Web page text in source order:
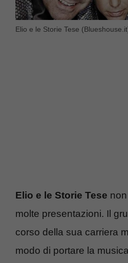
Elio e le Storie Tese
Elio e le Storie Tese
molte presentazioni. Il
corso della sua carriera
modo di portare la